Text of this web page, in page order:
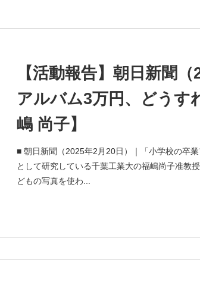
【活動報告】朝日新聞
アルバム3万円、どうす
嶋 尚子】
■ 朝日新聞（2025年2月20日）｜「小学校の卒
として研究している千葉工業大の福嶋尚子准教
どもの写真を使わ...